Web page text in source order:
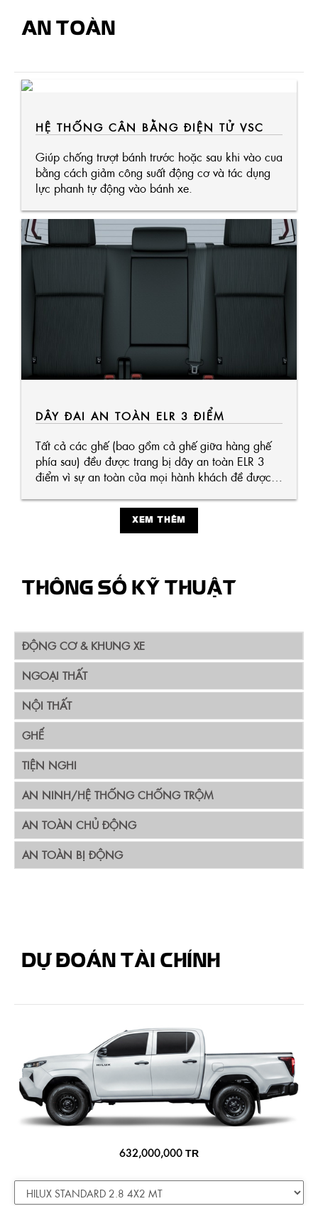
AN TOÀN
HỆ THỐNG CÂN BẰNG ĐIỆN TỬ VSC
Giúp chống trượt bánh trước hoặc sau khi vào cua
bằng cách giảm công suất động cơ và tác dụng
lực phanh tự động vào bánh xe.
DÂY ĐAI AN TOÀN ELR 3 ĐIỂM
Tất cả các ghế (bao gồm cả ghế giữa hàng ghế
phía sau) đều được trang bị dây an toàn ELR 3
điểm vì sự an toàn của mọi hành khách đề được
XEM THÊM
THÔNG SỐ KỸ THUẬT
ĐỘNG CƠ & KHUNG XE
NGOẠI THẤT
NỘI THẤT
GHẾ
TIỆN NGHI
AN NINH/HỆ THỐNG CHỐNG TRỘM
AN TOÀN CHỦ ĐỘNG
AN TOÀN BỊ ĐỘNG
DỰ ĐOÁN TÀI CHÍNH
632,000,000 TR